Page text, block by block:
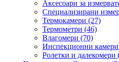
Аксесоари за
Специализирани
Термокамери (27)
Термометри (46)
Влагомери (70)
Инспекционни камери
Ролетки и далекомери